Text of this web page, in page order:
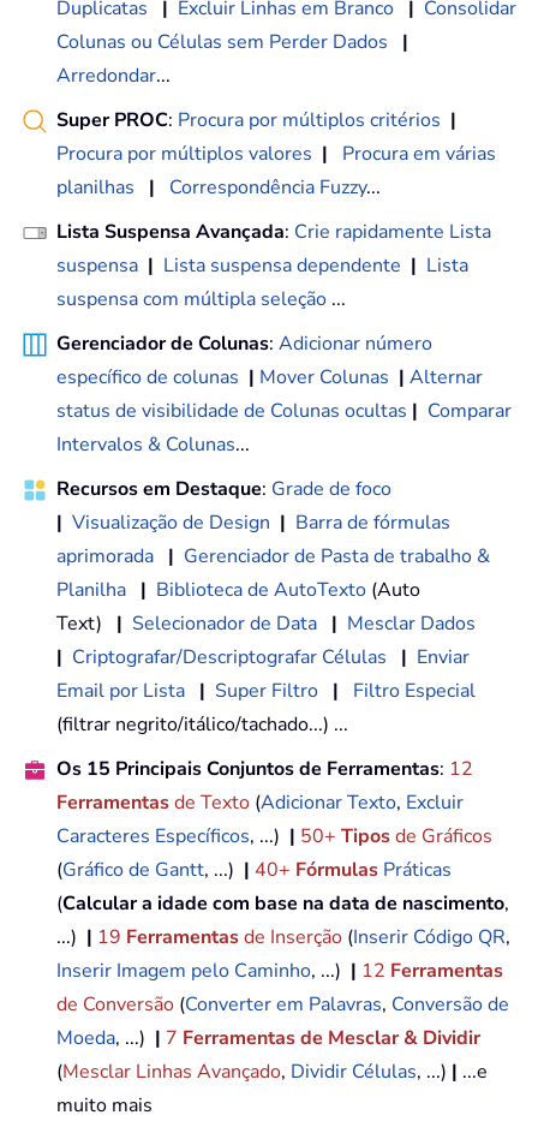
Duplicatas | Excluir Linhas em Branco | Consolidar
Colunas ou Células sem Perder Dados
|
Arredondar...
Super PROC: Procura por múltiplos critérios |
Procura por múltiplos valores |
Procura em várias
planilhas
| Correspondência Fuzzy...
Lista Suspensa Avançada: Crie rapidamente Lista
suspensa | Lista suspensa dependente | Lista
suspensa com múltipla seleção ...
Gerenciador de Colunas: Adicionar número
específico de colunas | Mover Colunas | Alternar
status de visibilidade de Colunas ocultas | Comparar
Intervalos & Colunas...
Recursos em Destaque: Grade de foco
| Visualização de Design | Barra de fórmulas
aprimorada | Gerenciador de Pasta de trabalho &
Planilha | Biblioteca de AutoTexto (Auto
Text) | Selecionador de Data | Mesclar Dados
| Criptografar/Descriptografar Células | Enviar
Email por Lista | Super Filtro |
Filtro Especial
(filtrar negrito/itálico/tachado...) ...
Os 15 Principais Conjuntos de Ferramentas: 12
Ferramentasde Texto (Adicionar Texto, Excluir
Caracteres Específicos, ...) | 50+ Tiposde Gráficos
(Gráfico de Gantt, ...) | 40+ Fórmulas Práticas
(Calcular a idade com base na data de nascimento,
...) | 19 Ferramentasde Inserção (Inserir Código QR,
Inserir Imagem pelo Caminho, ...) | 12 Ferramentas
de Conversão (Converter em Palavras, Conversão de
Moeda, ...) | 7 Ferramentas de Mesclar & Dividir
(Mesclar Linhas Avançado, Dividir Células, ...) | ...e
muito mais